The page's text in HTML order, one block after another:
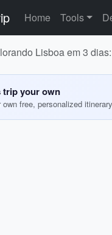
Home Tools
Lisboa em 3
trip your own
own free, personalized